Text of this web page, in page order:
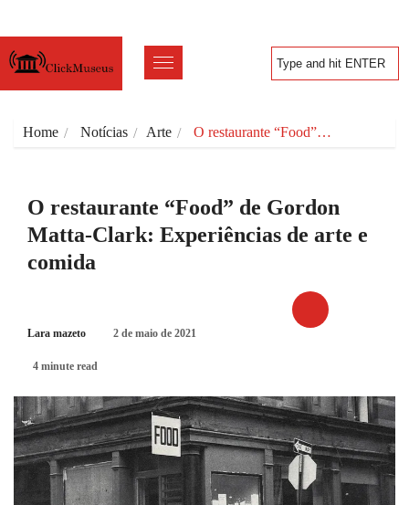
Home Notícias Arte O restaurante “Food”…
O restaurante “Food” de Gordon
Matta-Clark: Experiências de arte e
comida
Lara mazeto 2 de maio de 2021
4 minute read